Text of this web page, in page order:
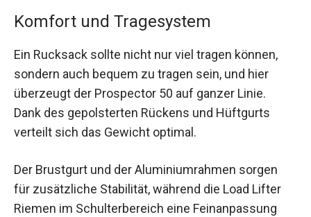
Komfort und Tragesystem
Ein Rucksack sollte nicht nur viel tragen können,
sondern auch bequem zu tragen sein, und hier
überzeugt der Prospector 50 auf ganzer Linie.
Dank des gepolsterten Rückens und Hüftgurts
verteilt sich das Gewicht optimal.
Der Brustgurt und der Aluminiumrahmen sorgen
für zusätzliche Stabilität, während die Load Lifter
Riemen im Schulterbereich eine Feinanpassung